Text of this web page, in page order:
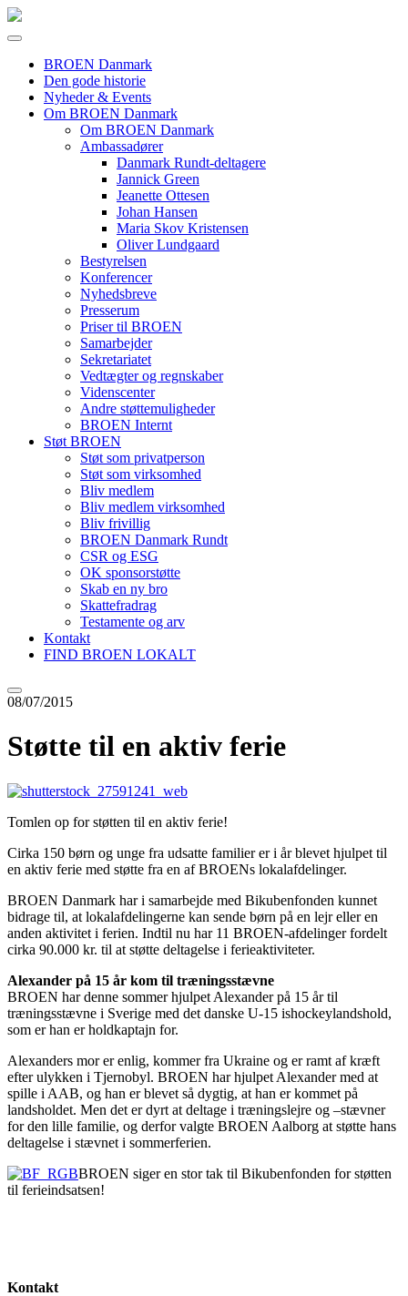
BROEN Danmark
Den gode historie
Nyheder & Events
Om BROEN Danmark
Om BROEN Danmark
Ambassadører
Danmark Rundt-deltagere
Jannick Green
Jeanette Ottesen
Johan Hansen
Maria Skov Kristensen
Oliver Lundgaard
Bestyrelsen
Konferencer
Nyhedsbreve
Presserum
Priser til BROEN
Samarbejder
Sekretariatet
Vedtægter og regnskaber
Videnscenter
Andre støttemuligheder
BROEN Internt
Støt BROEN
Støt som privatperson
Støt som virksomhed
Bliv medlem
Bliv medlem virksomhed
Bliv frivillig
BROEN Danmark Rundt
CSR og ESG
OK sponsorstøtte
Skab en ny bro
Skattefradrag
Testamente og arv
Kontakt
FIND BROEN LOKALT
08/07/2015
Støtte til en aktiv ferie
Tomlen op for støtten til en aktiv ferie!
Cirka 150 børn og unge fra udsatte familier er i år blevet hjulpet til
en aktiv ferie med støtte fra en af BROENs lokalafdelinger.
BROEN Danmark har i samarbejde med Bikubenfonden kunnet
bidrage til, at lokalafdelingerne kan sende børn på en lejr eller en
anden aktivitet i ferien. Indtil nu har 11 BROEN-afdelinger fordelt
cirka 90.000 kr. til at støtte deltagelse i ferieaktiviteter.
Alexander på 15 år kom til træningsstævne
BROEN har denne sommer hjulpet Alexander på 15 år til
træningsstævne i Sverige med det danske U-15 ishockeylandshold,
som er han er holdkaptajn for.
Alexanders mor er enlig, kommer fra Ukraine og er ramt af kræft
efter ulykken i Tjernobyl. BROEN har hjulpet Alexander med at
spille i AAB, og han er blevet så dygtig, at han er kommet på
landsholdet. Men det er dyrt at deltage i træningslejre og –stævner
for den lille familie, og derfor valgte BROEN Aalborg at støtte hans
deltagelse i stævnet i sommerferien.
BROEN siger en stor tak til Bikubenfonden for støtten
til ferieindsatsen!
Kontakt